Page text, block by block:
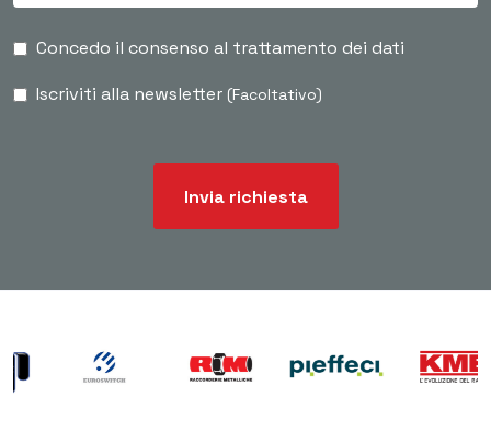
Concedo il consenso al trattamento dei dati
Iscriviti alla newsletter (Facoltativo)
Invia richiesta